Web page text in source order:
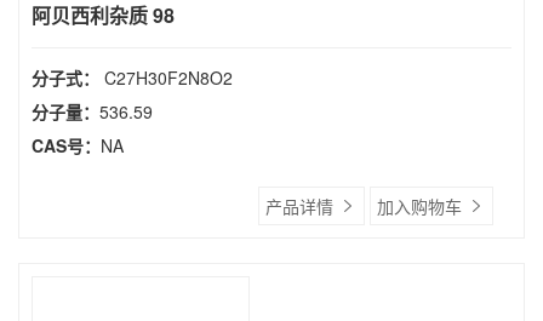
阿贝西利杂质 98
分子式： C27H30F2N8O2
分子量： 536.59
CAS号： NA
产品详情 加入购物车